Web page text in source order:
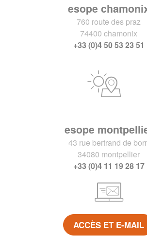
esope
760 route des praz
74400 chamonix
+33 (0)4 50 53 23 51
esope
43 rue bertrand de
34080 montpellier
+33 (0)4 11 19 28 17
ACCÈS ET E-MAIL